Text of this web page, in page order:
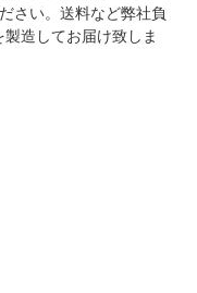
さい。送料など弊社負
造してお届け致しま